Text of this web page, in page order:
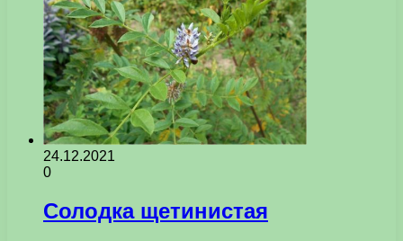
24.12.2021
0
Солодка щетинистая